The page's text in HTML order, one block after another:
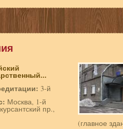
3-й
Москва, 1-й
пр.,
(главное